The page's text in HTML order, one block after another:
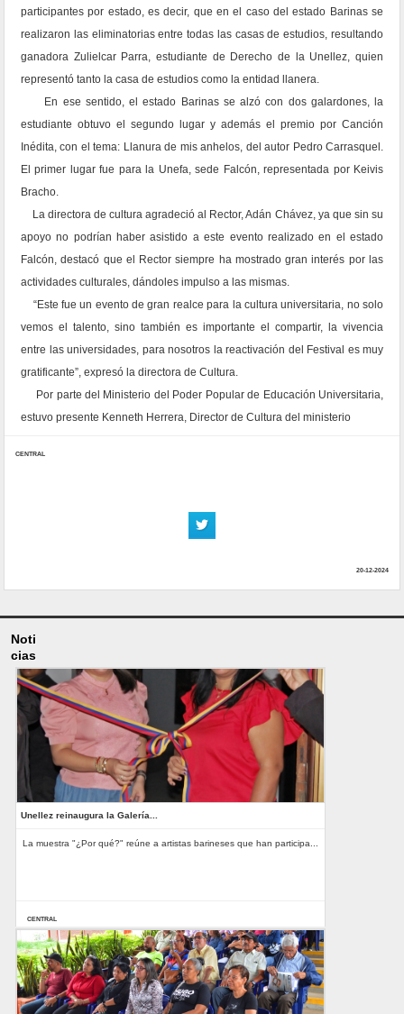
participantes por estado, es decir, que en el caso del estado Barinas se
realizaron las eliminatorias entre todas las casas de estudios, resultando
ganadora Zulielcar Parra, estudiante de Derecho de la Unellez, quien
representó tanto la casa de estudios como la entidad llanera.
En ese sentido, el estado Barinas se alzó con dos galardones, la
estudiante obtuvo el segundo lugar y además el premio por Canción
Inédita, con el tema: Llanura de mis anhelos, del autor Pedro Carrasquel.
El primer lugar fue para la Unefa, sede Falcón, representada por Keivis
Bracho.
La directora de cultura agradeció al Rector, Adán Chávez, ya que sin su
apoyo no podrían haber asistido a este evento realizado en el estado
Falcón, destacó que el Rector siempre ha mostrado gran interés por las
actividades culturales, dándoles impulso a las mismas.
“Este fue un evento de gran realce para la cultura universitaria, no solo
vemos el talento, sino también es importante el compartir, la vivencia
entre las universidades, para nosotros la reactivación del Festival es muy
gratificante”, expresó la directora de Cultura.
Por parte del Ministerio del Poder Popular de Educación Universitaria,
estuvo presente Kenneth Herrera, Director de Cultura del ministerio
CENTRAL
20-12-2024
Noti
cias
Unellez reinaugura la Galería...
La muestra "¿Por qué?" reúne a artistas barineses que han participa...
CENTRAL
13-05-2025